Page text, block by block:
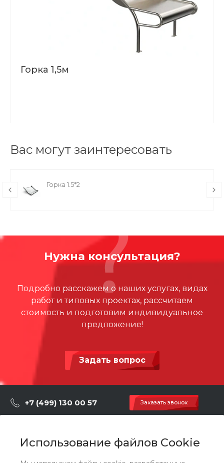
Использование файлов Cookie
Горка 1,5м
Вас могут заинтересовать
Горка 1.5*2
Нужна консультация?
Подробно расскажем о наших услугах, видах
работ и типовых проектах, рассчитаем
стоимость и подготовим индивидуальное
предложение!
Задать вопрос
+7 (499) 130 00 57 Заказать звонок
г. Москва, Марксистская 3 стр.2